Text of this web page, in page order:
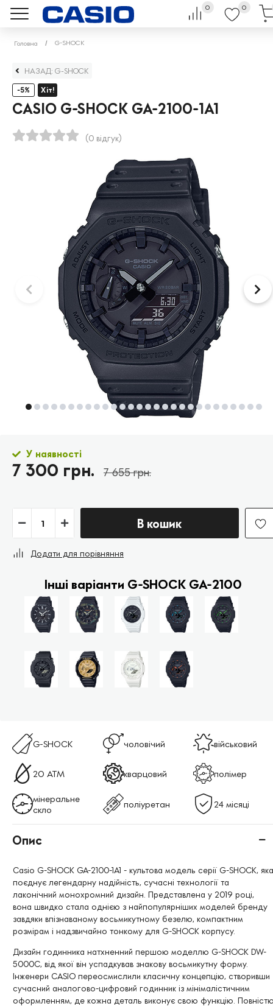
0 0
Головна G-SHOCK
НАЗАД: G-SHOCK
-5% Хіт!
CASIO G-SHOCK GA-2100-1A1
(0 відгук)
У наявності
7 300 грн. 7 655 грн.
В кошик
Додати для порівняння
Інші варіанти G-SHOCK GA-2100
G-SHOCK чоловічий військовий
20 ATM кварцовий полімер
мінеральне
скло
поліуретан 24 місяці
Опис
Casio G-SHOCK GA-2100-1A1 - культова модель серії G-SHOCK, яка
поєднує легендарну надійність, сучасні технології та
лаконічний монохромний дизайн. Представлена у 2019 році,
вона швидко стала однією з найпопулярніших моделей бренду
завдяки впізнаваному восьмикутному безелю, компактним
розмірам і надзвичайно тонкому для G-SHOCK корпусу.
Дизайн годинника натхненний першою моделлю G-SHOCK DW-
5000C, від якої він успадкував знакову восьмикутну форму.
Інженери CASIO переосмислили класичну концепцію, створивши
сучасний аналогово-цифровий годинник із мінімалістичним
оформленням, де кожна деталь виконує свою функцію.